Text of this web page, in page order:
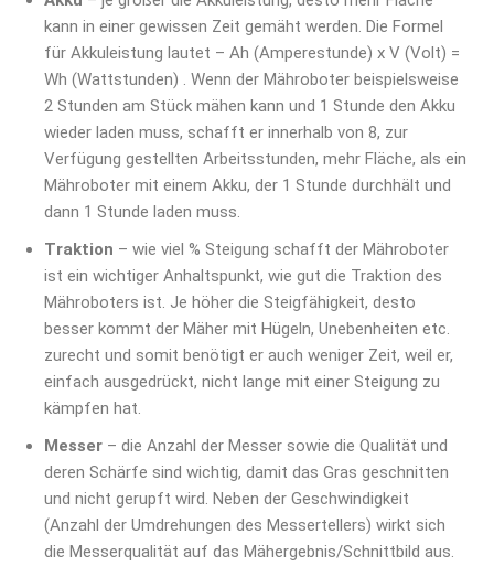
kann in einer gewissen Zeit gemäht werden. Die Formel
für Akkuleistung lautet – Ah (Amperestunde) x V (Volt) =
Wh (Wattstunden) . Wenn der Mähroboter beispielsweise
2 Stunden am Stück mähen kann und 1 Stunde den Akku
wieder laden muss, schafft er innerhalb von 8, zur
Verfügung gestellten Arbeitsstunden, mehr Fläche, als ein
Mähroboter mit einem Akku, der 1 Stunde durchhält und
dann 1 Stunde laden muss.
Traktion – wie viel % Steigung schafft der Mähroboter
ist ein wichtiger Anhaltspunkt, wie gut die Traktion des
Mähroboters ist. Je höher die Steigfähigkeit, desto
besser kommt der Mäher mit Hügeln, Unebenheiten etc.
zurecht und somit benötigt er auch weniger Zeit, weil er,
einfach ausgedrückt, nicht lange mit einer Steigung zu
kämpfen hat.
Messer – die Anzahl der Messer sowie die Qualität und
deren Schärfe sind wichtig, damit das Gras geschnitten
und nicht gerupft wird. Neben der Geschwindigkeit
(Anzahl der Umdrehungen des Messertellers) wirkt sich
die Messerqualität auf das Mähergebnis/Schnittbild aus.